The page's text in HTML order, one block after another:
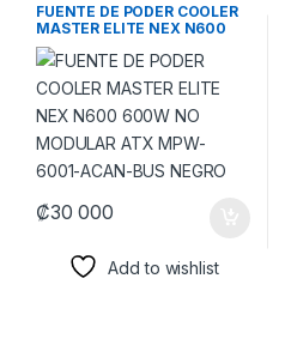
FUENTE DE PODER COOLER
MASTER ELITE NEX N600
600W NO MODULAR ATX
MPW-6001-ACAN-BUS
NEGRO
₡30 000
Add to wishlist